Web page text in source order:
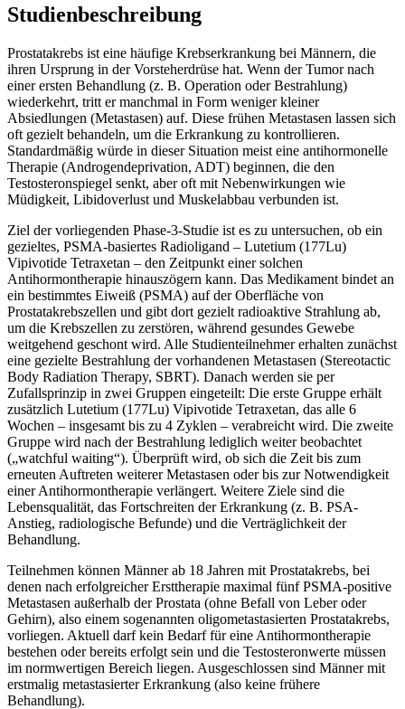
Studienbeschreibung
Prostatakrebs ist eine häufige Krebserkrankung bei Männern, die
ihren Ursprung in der Vorsteherdrüse hat. Wenn der Tumor nach
einer ersten Behandlung (z. B. Operation oder Bestrahlung)
wiederkehrt, tritt er manchmal in Form weniger kleiner
Absiedlungen (Metastasen) auf. Diese frühen Metastasen lassen sich
oft gezielt behandeln, um die Erkrankung zu kontrollieren.
Standardmäßig würde in dieser Situation meist eine antihormonelle
Therapie (Androgendeprivation, ADT) beginnen, die den
Testosteronspiegel senkt, aber oft mit Nebenwirkungen wie
Müdigkeit, Libidoverlust und Muskelabbau verbunden ist.
Ziel der vorliegenden Phase-3-Studie ist es zu untersuchen, ob ein
gezieltes, PSMA-basiertes Radioligand – Lutetium (177Lu)
Vipivotide Tetraxetan – den Zeitpunkt einer solchen
Antihormontherapie hinauszögern kann. Das Medikament bindet an
ein bestimmtes Eiweiß (PSMA) auf der Oberfläche von
Prostatakrebszellen und gibt dort gezielt radioaktive Strahlung ab,
um die Krebszellen zu zerstören, während gesundes Gewebe
weitgehend geschont wird. Alle Studienteilnehmer erhalten zunächst
eine gezielte Bestrahlung der vorhandenen Metastasen (Stereotactic
Body Radiation Therapy, SBRT). Danach werden sie per
Zufallsprinzip in zwei Gruppen eingeteilt: Die erste Gruppe erhält
zusätzlich Lutetium (177Lu) Vipivotide Tetraxetan, das alle 6
Wochen – insgesamt bis zu 4 Zyklen – verabreicht wird. Die zweite
Gruppe wird nach der Bestrahlung lediglich weiter beobachtet
(„watchful waiting“). Überprüft wird, ob sich die Zeit bis zum
erneuten Auftreten weiterer Metastasen oder bis zur Notwendigkeit
einer Antihormontherapie verlängert. Weitere Ziele sind die
Lebensqualität, das Fortschreiten der Erkrankung (z. B. PSA-
Anstieg, radiologische Befunde) und die Verträglichkeit der
Behandlung.
Teilnehmen können Männer ab 18 Jahren mit Prostatakrebs, bei
denen nach erfolgreicher Ersttherapie maximal fünf PSMA-positive
Metastasen außerhalb der Prostata (ohne Befall von Leber oder
Gehirn), also einem sogenannten oligometastasierten Prostatakrebs,
vorliegen. Aktuell darf kein Bedarf für eine Antihormontherapie
bestehen oder bereits erfolgt sein und die Testosteronwerte müssen
im normwertigen Bereich liegen. Ausgeschlossen sind Männer mit
erstmalig metastasierter Erkrankung (also keine frühere
Behandlung).